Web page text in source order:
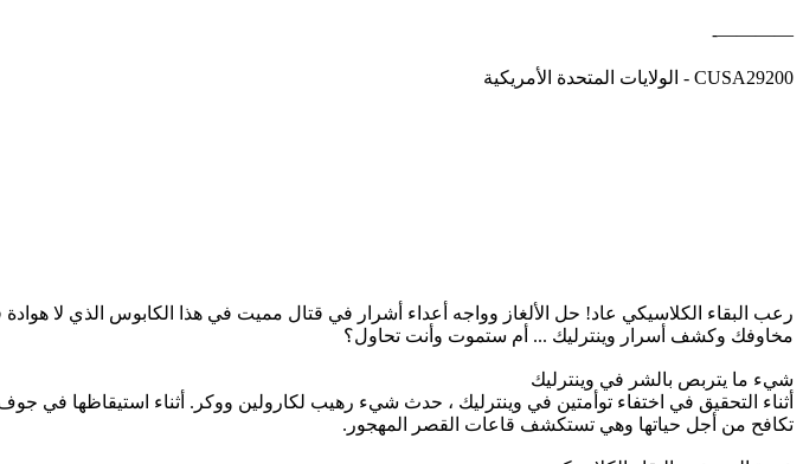
————-
CUSA29200 - الولايات المتحدة الأمريكية
رعب البقاء الكلاسيكي عاد! حل الألغاز وواجه أعداء أشرار في قتال مميت في هذا الكابوس الذي لا
مخاوفك وكشف أسرار وينترليك ... أم ستموت وأنت تحاول؟
شيء ما يتربص بالشر في وينترليك
أثناء التحقيق في اختفاء توأمتين في وينترليك ، حدث شيء رهيب لكارولين ووكر. أثناء استيقاظها
تكافح من أجل حياتها وهي تستكشف قاعات القصر المهجور.